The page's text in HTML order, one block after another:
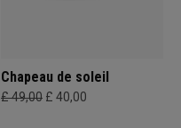
Chapeau de soleil
£ 49,00 £ 40,00